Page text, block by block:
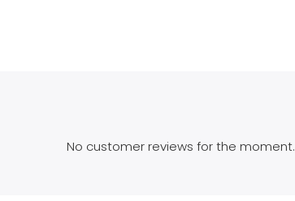
No customer reviews for the moment.